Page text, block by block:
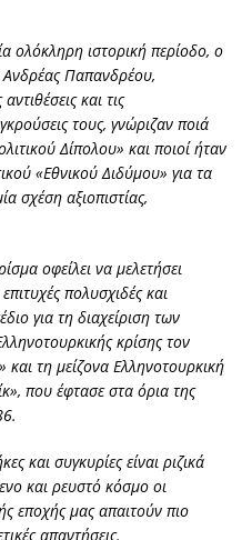
ολόκληρη ιστορική περίοδο, ο
Παπανδρέου,
και τις
τους, γνώριζαν ποιά
Δίπολου» και ποιοί ήταν
«Εθνικού Διδύμου» για τα
σχέση αξιοπιστίας,
οφείλει να μελετήσει
πολυσχιδές και
για τη διαχείριση των
κρίσης τον
τη μείζονα Ελληνοτουρκική
που έφτασε στα όρια της
και συγκυρίες είναι ριζικά
και ρευστό κόσμο οι
εποχής μας απαιτούν πιο
απαντήσεις.